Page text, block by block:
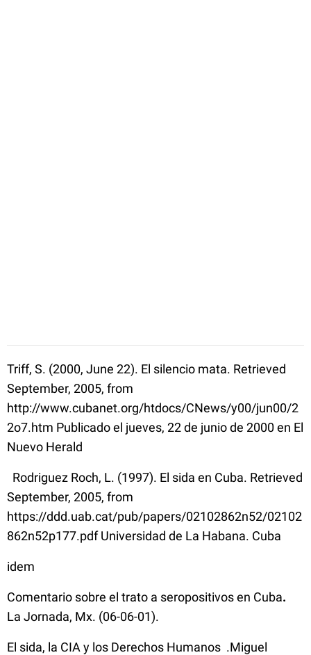
Triff, S. (2000, June 22). El silencio mata. Retrieved
September, 2005, from
http://www.cubanet.org/htdocs/CNews/y00/jun00/2
2o7.htm Publicado el jueves, 22 de junio de 2000 en El
Nuevo Herald
Rodriguez Roch, L. (1997). El sida en Cuba. Retrieved
September, 2005, from
https://ddd.uab.cat/pub/papers/02102862n52/02102
862n52p177.pdf Universidad de La Habana. Cuba
idem
Comentario sobre el trato a seropositivos en Cuba.
La Jornada, Mx. (06-06-01).
El sida, la CIA y los Derechos Humanos .Miguel